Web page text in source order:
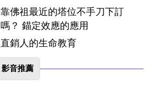
靠佛祖最近的塔位不手刀下訂
嗎？ 錨定效應的應用
直銷人的生命教育
影音推薦